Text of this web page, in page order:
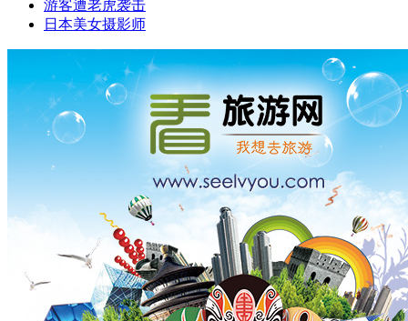
游客遭老虎袭击
日本美女摄影师